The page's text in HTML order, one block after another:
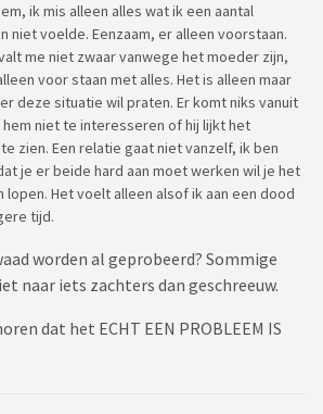
ik mis alleen alles wat ik een aantal
niet voelde. Eenzaam, er alleen voorstaan.
me niet zwaar vanwege het moeder zijn,
voor staan met alles. Het is alleen maar
deze situatie wil praten. Er komt niks vanuit
hem niet te interesseren of hij lijkt het
zien. Een relatie gaat niet vanzelf, ik ben
je er beide hard aan moet werken wil je het
lopen. Het voelt alleen alsof ik aan een dood
tijd.
worden al geprobeerd? Sommige
naar iets zachters dan geschreeuw.
dat het ECHT EEN PROBLEEM IS